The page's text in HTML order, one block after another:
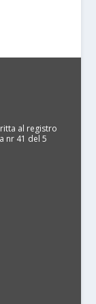
al registro
nr 41 del 5